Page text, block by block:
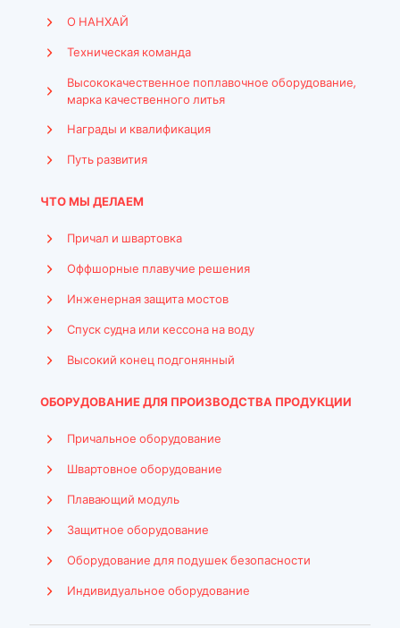
О НАНХАЙ
Техническая команда
Высококачественное поплавочное оборудование,
марка качественного литья
Награды и квалификация
Путь развития
ЧТО МЫ ДЕЛАЕМ
Причал и швартовка
Оффшорные плавучие решения
Инженерная защита мостов
Спуск судна или кессона на воду
Высокий конец подгонянный
ОБОРУДОВАНИЕ ДЛЯ ПРОИЗВОДСТВА ПРОДУКЦИИ
Причальное оборудование
Швартовное оборудование
Плавающий модуль
Защитное оборудование
Оборудование для подушек безопасности
Индивидуальное оборудование
Arabic
Indonesian